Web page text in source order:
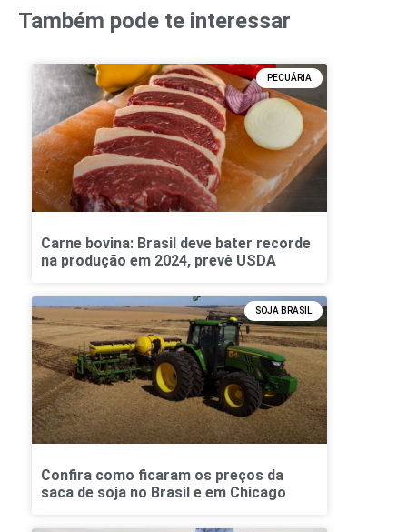
Também pode te interessar
PECUÁRIA
Carne bovina: Brasil deve bater recorde
na produção em 2024, prevê USDA
SOJA BRASIL
Confira como ficaram os preços da
saca de soja no Brasil e em Chicago